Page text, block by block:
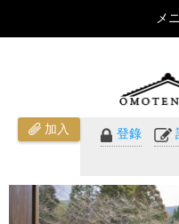
加入 登錄
メ